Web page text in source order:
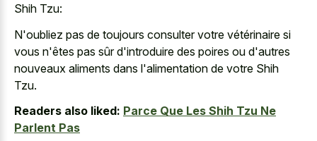
Shih Tzu:
N'oubliez pas de toujours consulter votre vétérinaire si
vous n'êtes pas sûr d'introduire des poires ou d'autres
nouveaux aliments dans l'alimentation de votre Shih
Tzu.
Readers also liked: Parce Que Les Shih Tzu Ne
Parlent Pas